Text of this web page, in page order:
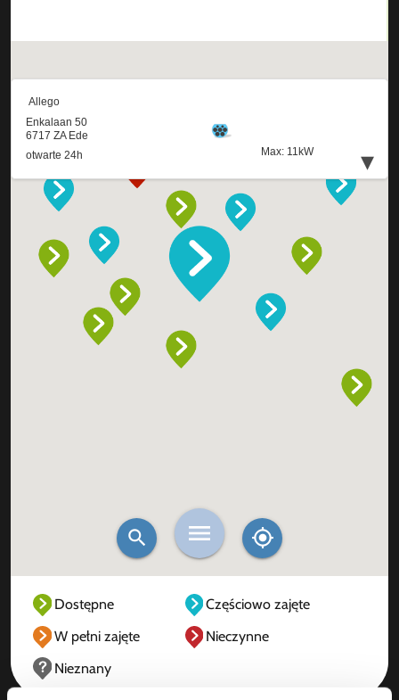
Dostępne
Częściowo zajęte
W pełni zajęte
Nieczynne
Nieznany